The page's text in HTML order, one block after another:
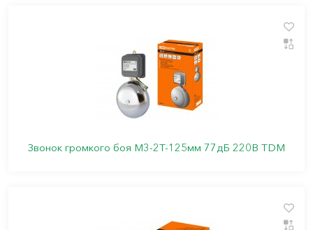
Звонок громкого боя М3-2Т-125мм 77дБ 220В TDM